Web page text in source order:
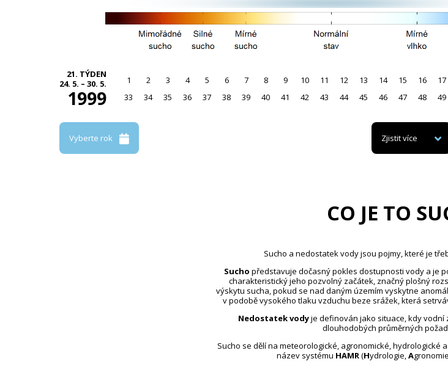
21. TÝDEN
24. 5. – 30. 5.
1999
1 2 3 4 5 6 7 8 9 10 11 12 13 14 15 16 17
33
34 35 36 37 38 39 40 41 42 43 44 45 46 47 48 49
Vyberte rok Zjistit více
CO JE TO
Sucho a nedostatek vody jsou pojmy, které je
Sucho představuje dočasný pokles dostupnosti vody a je
charakteristický jeho pozvolný začátek, značný plošný
výskytu sucha, pokud se nad daným územím vyskytne
v podobě vysokého tlaku vzduchu beze srážek, která
Nedostatek vodyje definován jako situace, kdy
dlouhodobých průměrných
Sucho se dělí na meteorologické, agronomické, hydrologické
název systému HAMR(Hydrologie,A